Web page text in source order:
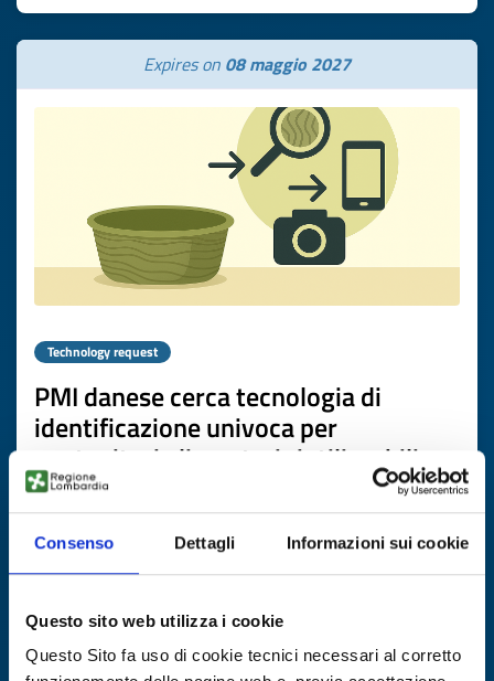
Consenso Dettagli Informazioni sui cookie
Questo sito web utilizza i cookie
Questo Sito fa uso di cookie tecnici necessari al corretto
Expires on 08 maggio 2027
Technology request
PMI danese cerca tecnologia di
identificazione univoca per
contenitori alimentari riutilizzabili
ID: TRDK20260506001